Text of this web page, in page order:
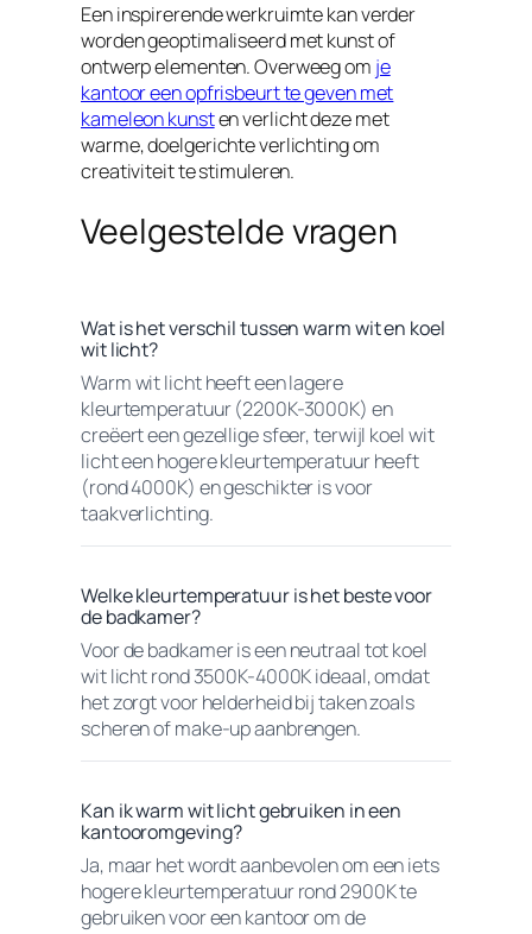
Een inspirerende werkruimte kan verder
worden geoptimaliseerd met kunst of
ontwerp elementen. Overweeg om je
kantoor een opfrisbeurt te geven met
kameleon kunsten verlicht deze met
warme, doelgerichte verlichting om
creativiteit te stimuleren.
Veelgestelde vragen
Wat is het verschil tussen warm wit en koel
wit licht?
Warm wit licht heeft een lagere
kleurtemperatuur (2200K-3000K) en
creëert een gezellige sfeer, terwijl koel wit
licht een hogere kleurtemperatuur heeft
(rond 4000K) en geschikter is voor
taakverlichting.
Welke kleurtemperatuur is het beste voor
de badkamer?
Voor de badkamer is een neutraal tot koel
wit licht rond 3500K-4000K ideaal, omdat
het zorgt voor helderheid bij taken zoals
scheren of make-up aanbrengen.
Kan ik warm wit licht gebruiken in een
kantooromgeving?
Ja, maar het wordt aanbevolen om een iets
hogere kleurtemperatuur rond 2900K te
gebruiken voor een kantoor om de